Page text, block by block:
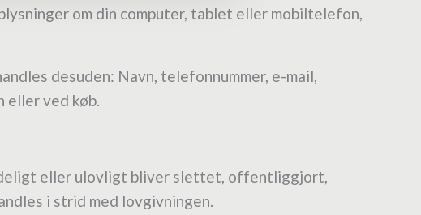
om din computer, tablet eller mobiltelefon,
desuden: Navn, telefonnummer, e-mail,
eller ved køb.
eller ulovligt bliver slettet, offentliggjort,
i strid med lovgivningen.